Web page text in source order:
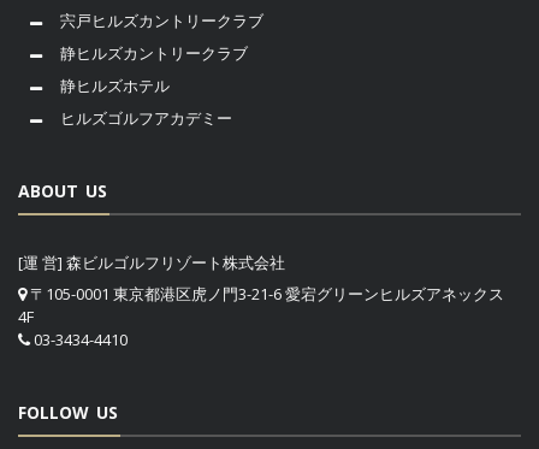
宍戸ヒルズカントリークラブ
静ヒルズカントリークラブ
静ヒルズホテル
ヒルズゴルフアカデミー
ABOUT US
[運 営] 森ビルゴルフリゾート株式会社
〒105-0001 東京都港区虎ノ門3-21-6 愛宕グリーンヒルズアネックス
4F
03-3434-4410
FOLLOW US